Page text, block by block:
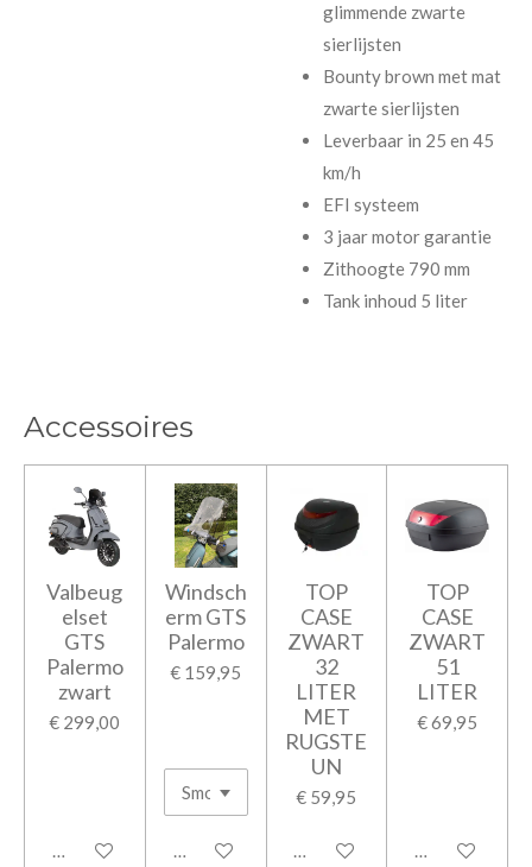
glimmende zwarte
sierlijsten
Bounty brown met mat
zwarte sierlijsten
Leverbaar in 25 en 45
km/h
EFI systeem
3 jaar motor garantie
Zithoogte 790 mm
Tank inhoud 5 liter
Accessoires
Valbeug
elset
GTS
Palermo
zwart
€ 299,00
In winkelwagen
Windsch
erm GTS
Palermo
€ 159,95
In winkelwagen
TOP
CASE
ZWART
32
LITER
MET
RUGSTE
UN
€ 59,95
In winkelwagen
TOP
CASE
ZWART
51
LITER
€ 69,95
In